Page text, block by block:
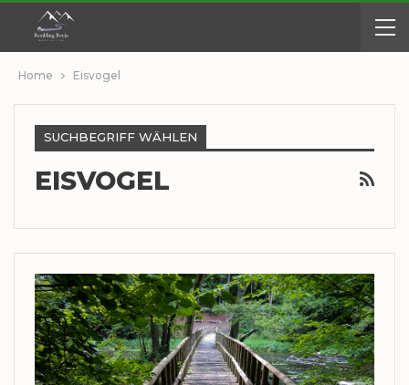
Home Eisvogel
SUCHBEGRIFF WÄHLEN
EISVOGEL